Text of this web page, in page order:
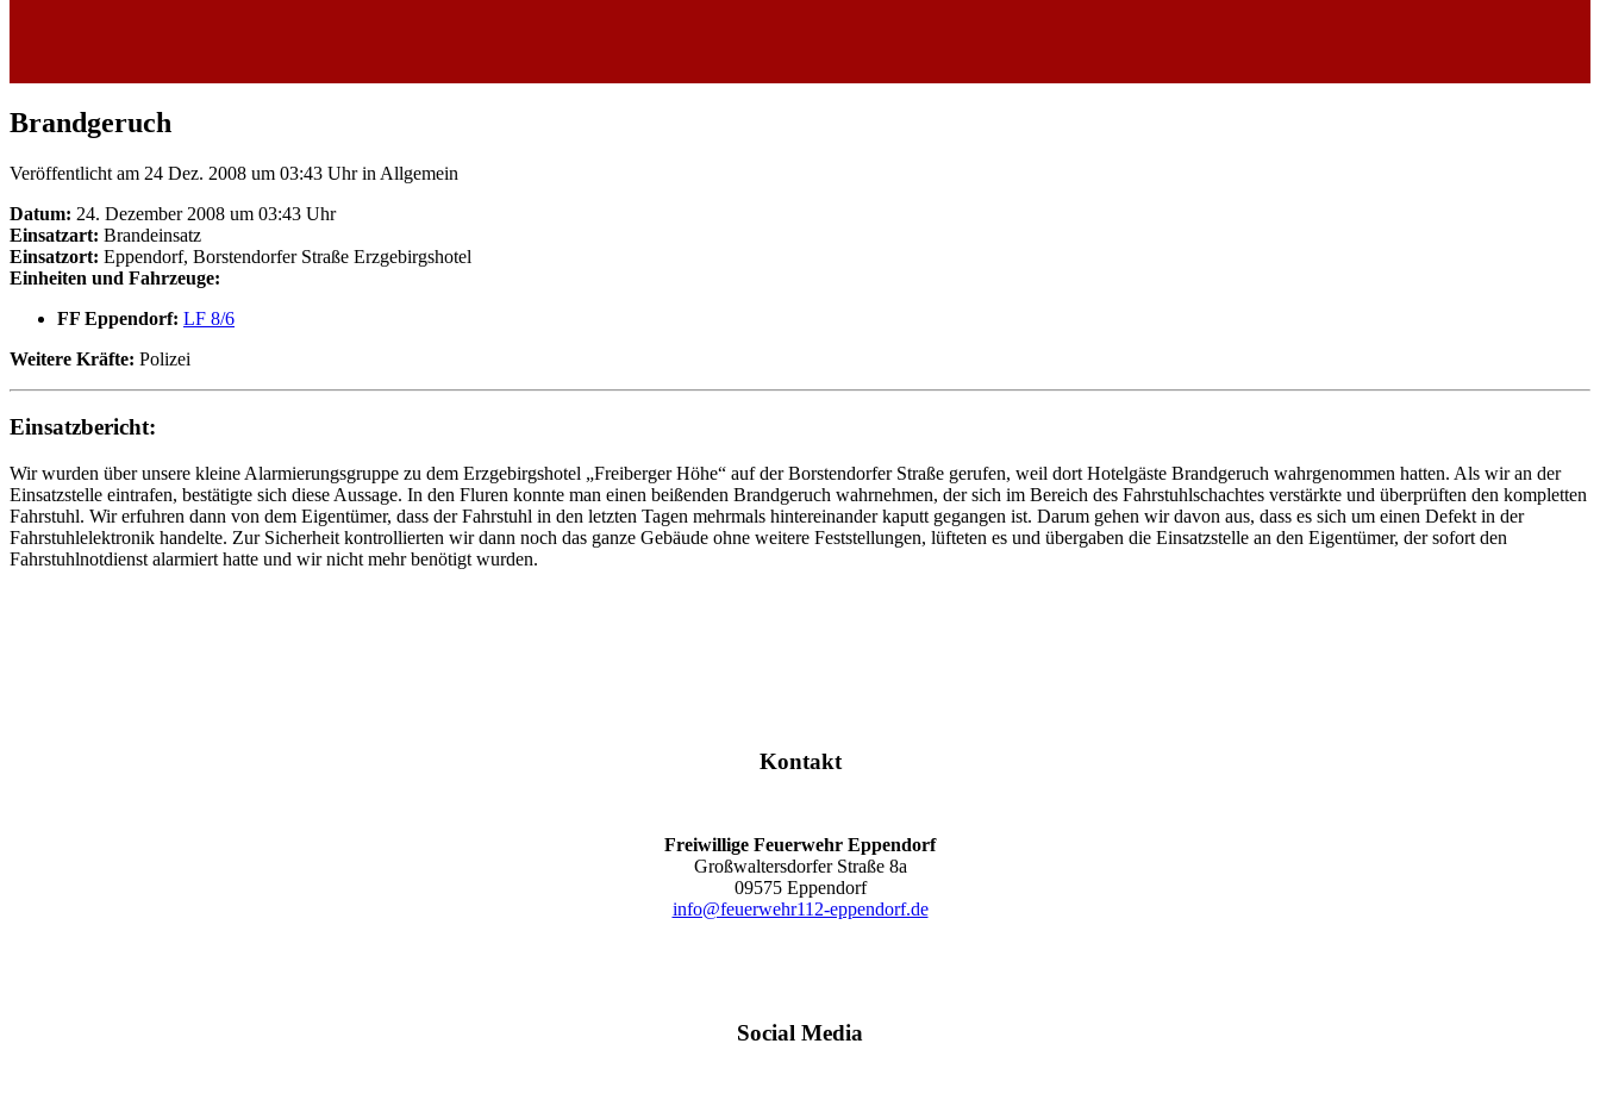
Brandgeruch
Veröffentlicht am 24 Dez. 2008 um 03:43 Uhrin Allgemein
Datum: 24. Dezember 2008 um 03:43 Uhr
Einsatzart: Brandeinsatz
Einsatzort: Eppendorf, Borstendorfer Straße Erzgebirgshotel
Einheiten und Fahrzeuge:
FF Eppendorf: LF 8/6
Weitere Kräfte: Polizei
Einsatzbericht:
Wir wurden über unsere kleine Alarmierungsgruppe zu dem Erzgebirgshotel „Freiberger Höhe“ auf der Borstendorfer Straße gerufen, weil dort Hotelgäste Brandgeruch wahrgenommen hatten. Als wir an der
Einsatzstelle eintrafen, bestätigte sich diese Aussage. In den Fluren konnte man einen beißenden Brandgeruch wahrnehmen, der sich im Bereich des Fahrstuhlschachtes verstärkte und überprüften den kompletten
Fahrstuhl. Wir erfuhren dann von dem Eigentümer, dass der Fahrstuhl in den letzten Tagen mehrmals hintereinander kaputt gegangen ist. Darum gehen wir davon aus, dass es sich um einen Defekt in der
Fahrstuhlelektronik handelte. Zur Sicherheit kontrollierten wir dann noch das ganze Gebäude ohne weitere Feststellungen, lüfteten es und übergaben die Einsatzstelle an den Eigentümer, der sofort den
Fahrstuhlnotdienst alarmiert hatte und wir nicht mehr benötigt wurden.
Kontakt
Freiwillige Feuerwehr Eppendorf
Großwaltersdorfer Straße 8a
09575 Eppendorf
info@feuerwehr112-eppendorf.de
Social Media